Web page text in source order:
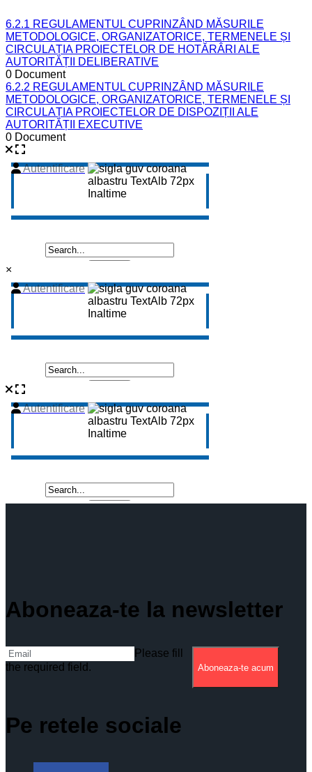
6.2.1 REGULAMENTUL CUPRINZÂND MĂSURILE
METODOLOGICE, ORGANIZATORICE, TERMENELE ȘI
CIRCULAȚIA PROIECTELOR DE HOTĂRÂRI ALE
AUTORITĂȚII DELIBERATIVE
0 Document
6.2.2 REGULAMENTUL CUPRINZÂND MĂSURILE
METODOLOGICE, ORGANIZATORICE, TERMENELE ȘI
CIRCULAȚIA PROIECTELOR DE DISPOZIȚII ALE
AUTORITĂȚII EXECUTIVE
0 Document
×
Aboneaza-te la newsletter
Please fill
the required field.
Aboneaza-te acum
Pe retele sociale